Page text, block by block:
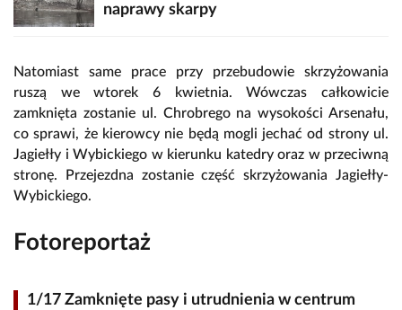
naprawy skarpy
Natomiast same prace przy przebudowie skrzyżowania
ruszą we wtorek 6 kwietnia. Wówczas całkowicie
zamknięta zostanie ul. Chrobrego na wysokości Arsenału,
co sprawi, że kierowcy nie będą mogli jechać od strony ul.
Jagiełły i Wybickiego w kierunku katedry oraz w przeciwną
stronę. Przejezdna zostanie część skrzyżowania Jagiełły-
Wybickiego.
Fotoreportaż
1/17 Zamknięte pasy i utrudnienia w centrum